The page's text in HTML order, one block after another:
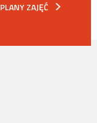
PLANY ZAJĘĆ